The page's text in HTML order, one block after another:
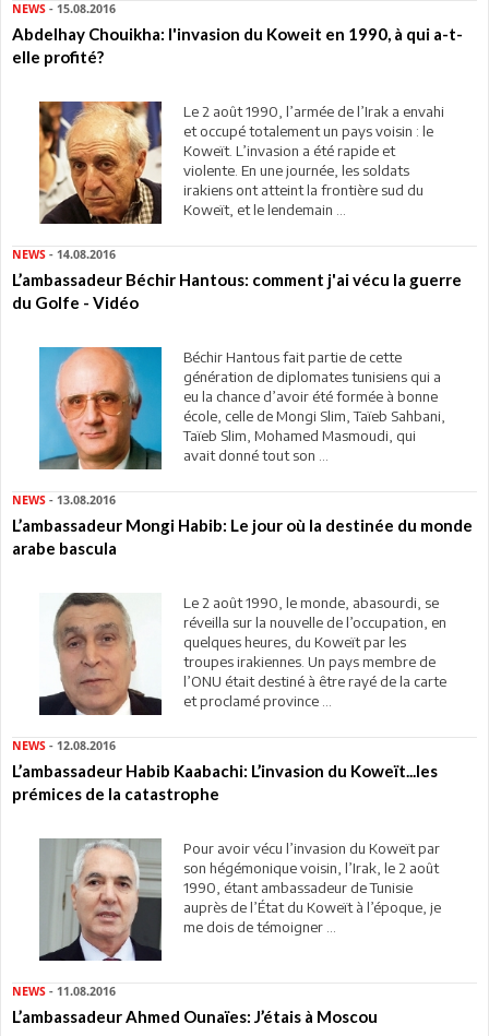
NEWS - 15.08.2016
Abdelhay Chouikha: l'invasion du Koweit en 1990, à qui a-t-
elle profité?
Le 2 août 1990, l’armée de l’Irak a envahi
et occupé totalement un pays voisin : le
Koweït. L’invasion a été rapide et
violente. En une journée, les soldats
irakiens ont atteint la frontière sud du
Koweït, et le lendemain ...
NEWS - 14.08.2016
L’ambassadeur Béchir Hantous: comment j'ai vécu la guerre
du Golfe - Vidéo
Béchir Hantous fait partie de cette
génération de diplomates tunisiens qui a
eu la chance d’avoir été formée à bonne
école, celle de Mongi Slim, Taïeb Sahbani,
Taïeb Slim, Mohamed Masmoudi, qui
avait donné tout son ...
NEWS - 13.08.2016
L’ambassadeur Mongi Habib: Le jour où la destinée du monde
arabe bascula
Le 2 août 1990, le monde, abasourdi, se
réveilla sur la nouvelle de l’occupation, en
quelques heures, du Koweït par les
troupes irakiennes. Un pays membre de
l’ONU était destiné à être rayé de la carte
et proclamé province ...
NEWS - 12.08.2016
L’ambassadeur Habib Kaabachi: L’invasion du Koweït...les
prémices de la catastrophe
Pour avoir vécu l’invasion du Koweït par
son hégémonique voisin, l’Irak, le 2 août
1990, étant ambassadeur de Tunisie
auprès de l’État du Koweït à l’époque, je
me dois de témoigner ...
NEWS - 11.08.2016
L’ambassadeur Ahmed Ounaïes: J’étais à Moscou